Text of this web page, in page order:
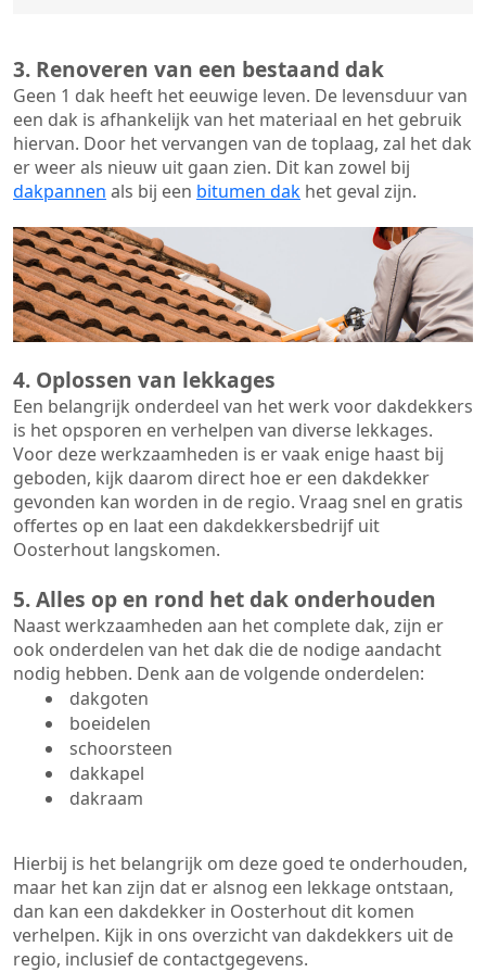
3. Renoveren van een bestaand dak
Geen 1 dak heeft het eeuwige leven. De levensduur van
een dak is afhankelijk van het materiaal en het gebruik
hiervan. Door het vervangen van de toplaag, zal het dak
er weer als nieuw uit gaan zien. Dit kan zowel bij
dakpannen als bij een bitumen dak het geval zijn.
4. Oplossen van lekkages
Een belangrijk onderdeel van het werk voor dakdekkers
is het opsporen en verhelpen van diverse lekkages.
Voor deze werkzaamheden is er vaak enige haast bij
geboden, kijk daarom direct hoe er een dakdekker
gevonden kan worden in de regio. Vraag snel en gratis
offertes op en laat een dakdekkersbedrijf uit
Oosterhout langskomen.
5. Alles op en rond het dak onderhouden
Naast werkzaamheden aan het complete dak, zijn er
ook onderdelen van het dak die de nodige aandacht
nodig hebben. Denk aan de volgende onderdelen:
dakgoten
boeidelen
schoorsteen
dakkapel
dakraam
Hierbij is het belangrijk om deze goed te onderhouden,
maar het kan zijn dat er alsnog een lekkage ontstaan,
dan kan een dakdekker in Oosterhout dit komen
verhelpen. Kijk in ons overzicht van dakdekkers uit de
regio, inclusief de contactgegevens.